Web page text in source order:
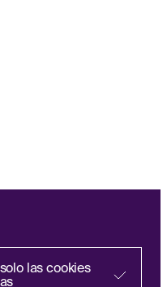
las cookies